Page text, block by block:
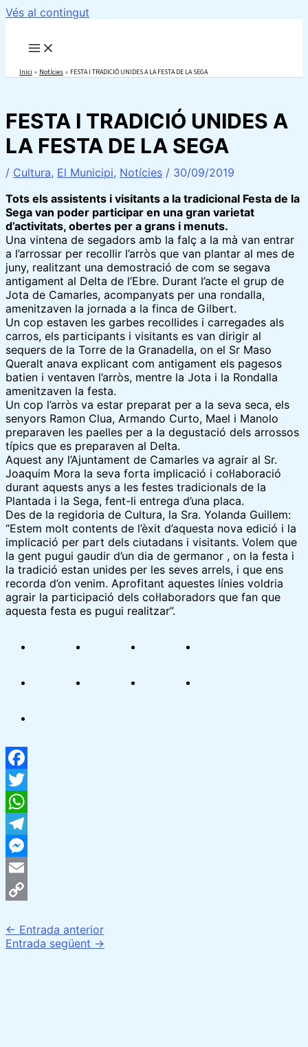
Vés al contingut
Inici Notícies FESTA I TRADICIÓ UNIDES A LA FESTA DE LA SEGA
FESTA I TRADICIÓ UNIDES A
LA FESTA DE LA SEGA
/ Cultura, El Municipi, Notícies / 30/09/2019
Tots els assistents i visitants a la tradicional Festa de la
Sega van poder participar en una gran varietat
d’activitats, obertes per a grans i menuts.
Una vintena de segadors amb la falç a la mà van entrar
a l’arrossar per recollir l’arròs que van plantar al mes de
juny, realitzant una demostració de com se segava
antigament al Delta de l’Ebre. Durant l’acte el grup de
Jota de Camarles, acompanyats per una rondalla,
amenitzaven la jornada a la finca de Gilbert.
Un cop estaven les garbes recollides i carregades als
carros, els participants i visitants es van dirigir al
sequers de la Torre de la Granadella, on el Sr Maso
Queralt anava explicant com antigament els pagesos
batien i ventaven l’arròs, mentre la Jota i la Rondalla
amenitzaven la festa.
Un cop l’arròs va estar preparat per a la seva seca, els
senyors Ramon Clua, Armando Curto, Mael i Manolo
preparaven les paelles per a la degustació dels arrossos
típics que es preparaven al Delta.
Aquest any l’Ajuntament de Camarles va agrair al Sr.
Joaquim Mora la seva forta implicació i col·laboració
durant aquests anys a les festes tradicionals de la
Plantada i la Sega, fent-li entrega d’una placa.
Des de la regidoria de Cultura, la Sra. Yolanda Guillem:
“Estem molt contents de l’èxit d’aquesta nova edició i la
implicació per part dels ciutadans i visitants. Volem que
la gent pugui gaudir d’un dia de germanor , on la festa i
la tradició estan unides per les seves arrels, i que ens
recorda d’on venim. Aprofitant aquestes línies voldria
agrair la participació dels col·laboradors que fan que
aquesta festa es pugui realitzar”.
Facebook
Twitter
WhatsApp
Telegram
Messenger
Email
Link
← Entrada anterior
Entrada següent →